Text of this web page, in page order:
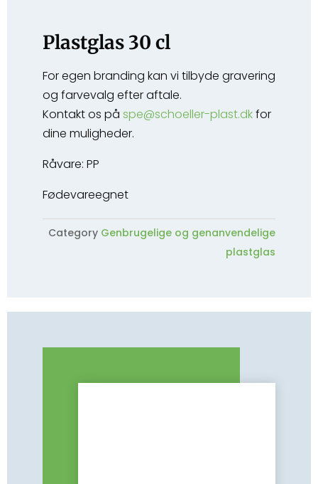
Plastglas 30 cl
For egen branding kan vi tilbyde gravering
og farvevalg efter aftale.
Kontakt os på spe@schoeller-plast.dkfor
dine muligheder.
Råvare: PP
Fødevareegnet
Category Genbrugelige og genanvendelige
plastglas